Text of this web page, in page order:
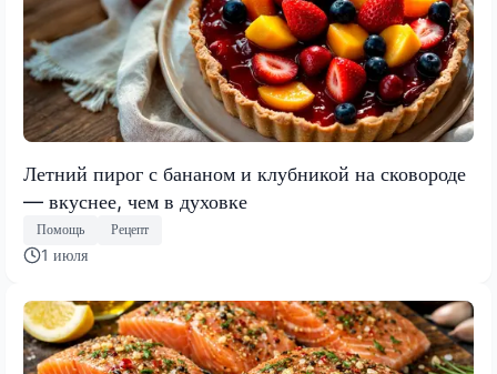
Летний пирог с бананом и клубникой на сковороде
— вкуснее, чем в духовке
Помощь Рецепт
1 июля